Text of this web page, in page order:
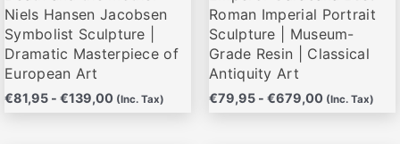
Niels Hansen Jacobsen
Symbolist Sculpture |
Dramatic Masterpiece of
European Art
€81,95 - €139,00 (Inc. Tax)
la
página
de
producto
Roman Imperial Portrait
Sculpture | Museum-
Grade Resin | Classical
Antiquity Art
€79,95 - €679,00 (Inc. Tax)
la
página
de
producto